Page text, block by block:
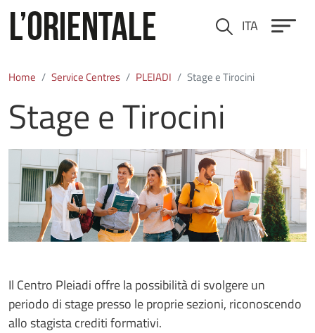
Cerca ITA
Home Service Centres PLEIADI Stage e Tirocini
Stage e Tirocini
Immagine
Il Centro Pleiadi offre la possibilità di svolgere un
periodo di stage presso le proprie sezioni, riconoscendo
allo stagista crediti formativi.